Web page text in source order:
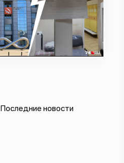
Последние новости